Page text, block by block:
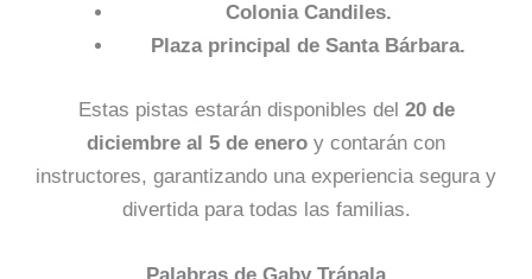
Colonia Candiles.
Plaza principal de Santa Bárbara.
Estas pistas estarán disponibles del 20 de
diciembre al 5 de enero y contarán con
instructores, garantizando una experiencia segura y
divertida para todas las familias.